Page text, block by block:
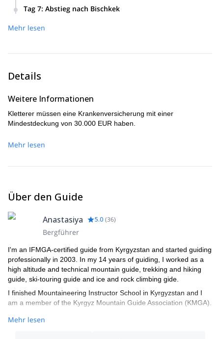
macht; verschiedene Arten von Sicherungsstationen und
schnelles Abseilen auf Eis. Wenn Sie gut im Eisklettern sind,
können wir nur einen Tag für diesen Kurs verwenden.
uns etwa 10-14 Stunden dauern.
Tag 7: Abstieg nach Bischkek
Mehr lesen
Details
Weitere Informationen
Kletterer müssen eine Krankenversicherung mit einer
Mindestdeckung von 30.000 EUR haben.
Mehr lesen
Über den Guide
Anastasiya 5.0 (36)
Bergführer
I'm an IFMGA-certified guide from Kyrgyzstan and started guiding
professionally in 2003. In my 14 years of guiding, I worked as a
high altitude and technical mountain guide, trekking and hiking
guide, ski-touring guide and ice and rock climbing gide.
I finished Mountaineering Instructor School in Kyrgyzstan and I
am a member of the Kyrgyz Mountain Guide Association (KMGA).
Additionally, I am ”Snow Leopard”. This title is given to those who
Mehr lesen